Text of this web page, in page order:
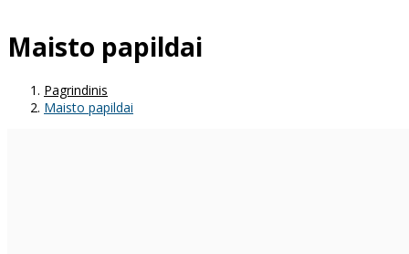
Maisto papildai
Pagrindinis
Maisto papildai